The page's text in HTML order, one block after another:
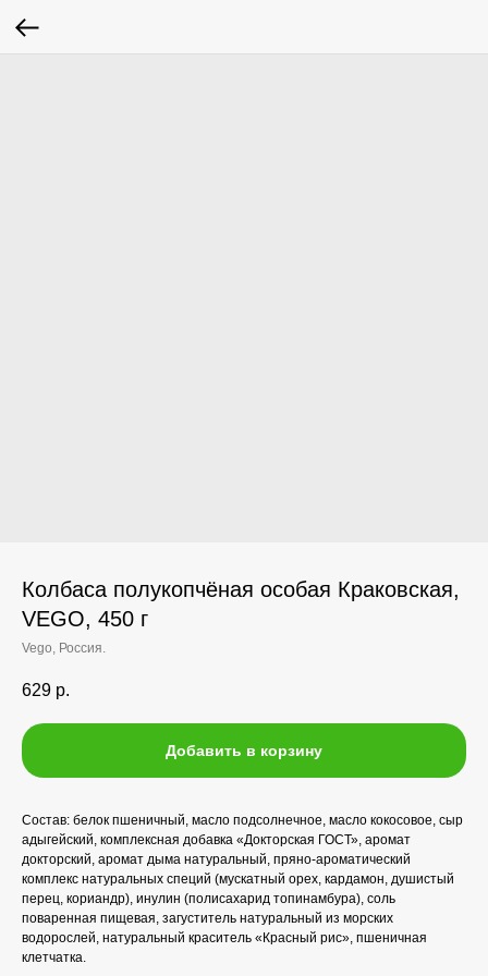
Колбаса полукопчёная особая Краковская,
VEGO, 450 г
Vego, Россия.
629 р.
Добавить в корзину
Состав: белок пшеничный, масло подсолнечное, масло кокосовое, сыр
адыгейский, комплексная добавка «Докторская ГОСТ», аромат
докторский, аромат дыма натуральный, пряно-ароматический
комплекс натуральных специй (мускатный орех, кардамон, душистый
перец, кориандр), инулин (полисахарид топинамбура), соль
поваренная пищевая, загуститель натуральный из морских
водорослей, натуральный краситель «Красный рис», пшеничная
клетчатка.